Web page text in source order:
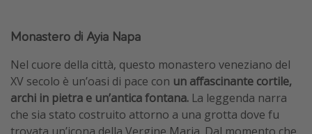
Monastero di Ayia Napa
Nel cuore della città, questo monastero veneziano del
XV secolo è un’oasi di pace con un affascinante cortile,
archi in pietra e un’antica fontana. La leggenda narra
che sia stato costruito attorno a una grotta dove fu